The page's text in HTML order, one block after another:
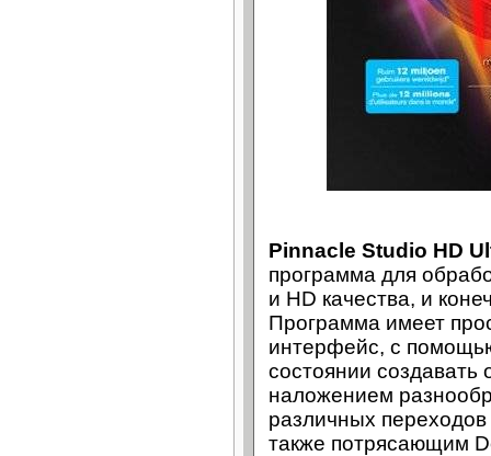
Pinnacle Studio HD
программа для
и HD качества, и
Программа имеет
интерфейс, с
состоянии
наложением
различных
также потрясающим